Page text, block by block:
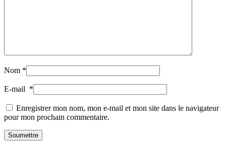
Bouteilles(519)
Nom *
E-mail *
Enregistrer mon nom, mon e-mail et mon site dans le navigateur
pour mon prochain commentaire.